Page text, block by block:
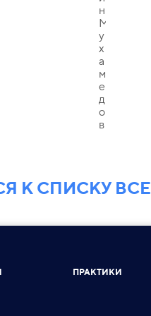
К СПИСКУ
ПРАКТИКИ